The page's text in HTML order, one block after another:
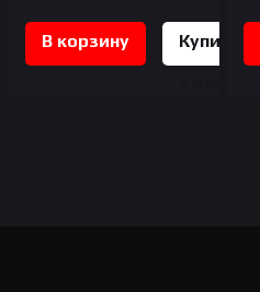
В корзину
Купить